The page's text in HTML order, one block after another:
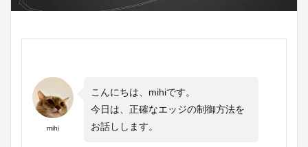
mihi
こんにちは、mihiです。
今日は、正確なエッジの制御方法を
お話しします。